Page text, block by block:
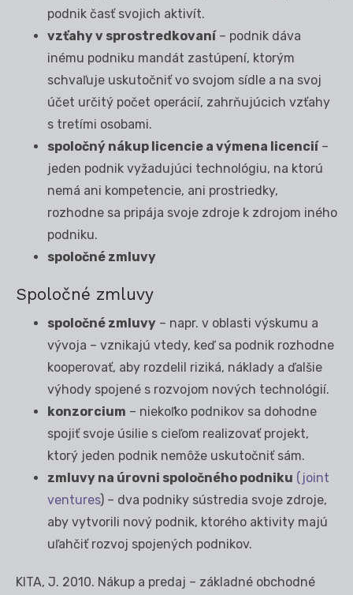
podnik časť svojich aktivít.
vzťahy v sprostredkovaní– podnik dáva
inému podniku mandát zastúpení, ktorým
schvaľuje uskutočniť vo svojom sídle a na svoj
účet určitý počet operácií, zahrňujúcich vzťahy
s tretími osobami.
spoločný nákup licencie a výmena licencií–
jeden podnik vyžadujúci technológiu, na ktorú
nemá ani kompetencie, ani prostriedky,
rozhodne sa pripája svoje zdroje k zdrojom iného
podniku.
spoločné zmluvy
Spoločné zmluvy
spoločné zmluvy – napr. v oblasti výskumu a
vývoja – vznikajú vtedy, keď sa podnik rozhodne
kooperovať, aby rozdelil riziká, náklady a ďalšie
výhody spojené s rozvojom nových technológií.
konzorcium – niekoľko podnikov sa dohodne
spojiť svoje úsilie s cieľom realizovať projekt,
ktorý jeden podnik nemôže uskutočniť sám.
zmluvy na úrovni spoločného podniku (joint
ventures) – dva podniky sústredia svoje zdroje,
aby vytvorili nový podnik, ktorého aktivity majú
uľahčiť rozvoj spojených podnikov.
KITA, J. 2010. Nákup a predaj – základné obchodné